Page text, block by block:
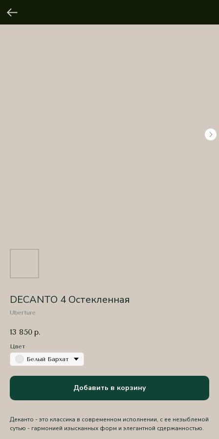
DECANTO 4 Остекленная
Uberture
13 850 р.
Цвет
Белый Бархат
Добавить в корзину
Деканто - это классика в современном исполнении, с ее незыблемой
сутью - гармонией изысканных форм и элегантной сдержанностью.